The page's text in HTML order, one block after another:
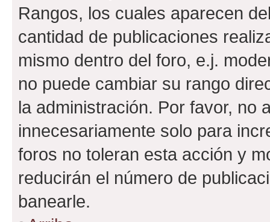
Rangos, los cuales aparecen
cantidad de publicaciones
mismo dentro del foro, e.j.
no puede cambiar su rango
la administración. Por favor, no
innecesariamente solo para
foros no toleran esta acción y
reducirán el número de
banearle.